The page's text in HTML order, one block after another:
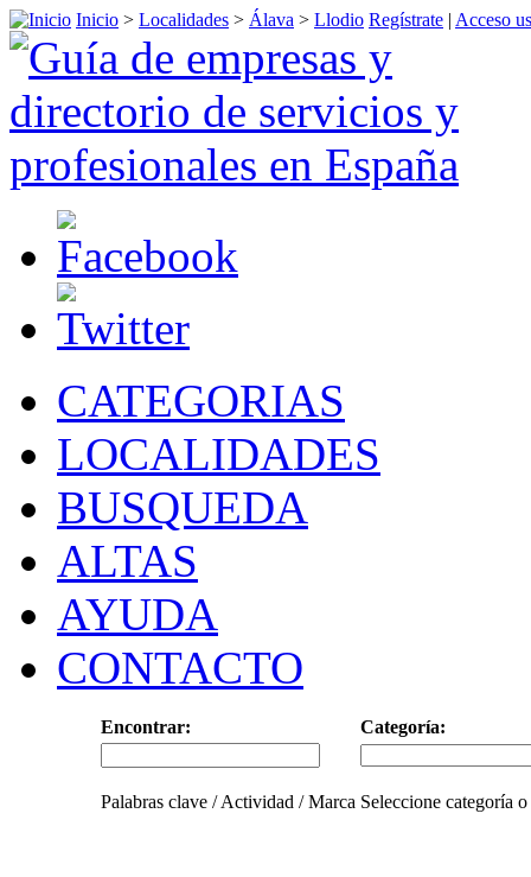
Inicio > Localidades > Álava > Llodio Regístrate | Acceso
CATEGORIAS
LOCALIDADES
BUSQUEDA
ALTAS
AYUDA
CONTACTO
Encontrar: Categoría:
Palabras clave / Actividad / Marca Seleccione categoría